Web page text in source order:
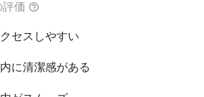
評価
セスしやすい
に清潔感がある